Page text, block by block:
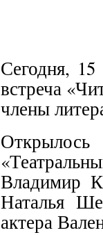
Сегодня, 15
встреча
члены
Владимир
Наталья
актера